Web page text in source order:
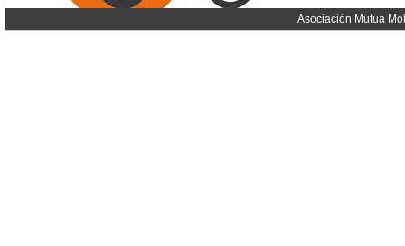
Asociación Mutua